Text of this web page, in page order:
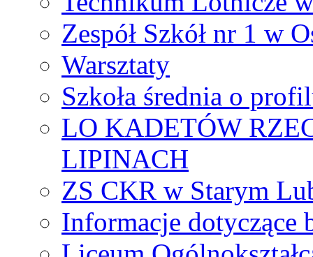
Zespół Szkół nr 1 w
Warsztaty
Szkoła średnia o
LO KADETÓW
LIPINACH
ZS CKR w Starym
Informacje dotyczące